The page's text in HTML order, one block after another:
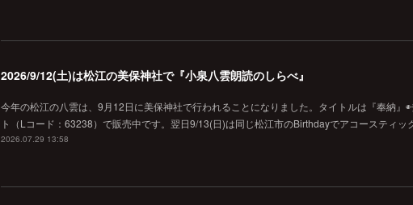
2026/9/12(土)は松江の美保神社で『小泉八雲朗読のしらべ』
今年の松江の八雲は、9月12日に美保神社で行われることになりました。タイトルは『奉納』
ト（Lコード：63238）で販売中です。翌日9/13(日)は同じ松江市のBirthdayでアコースティ
2026.07.29 13:58